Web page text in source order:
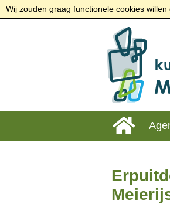
Wij zouden graag functionele cookies